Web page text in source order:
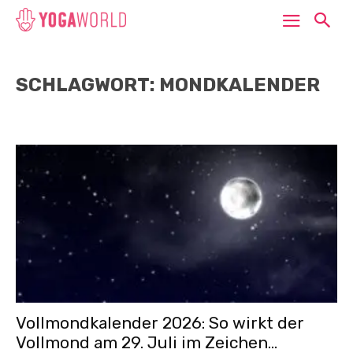
SCHLAGWORT: MONDKALENDER
Vollmondkalender 2026: So wirkt der
Vollmond am 29. Juli im Zeichen...